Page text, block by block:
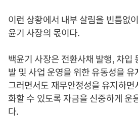
이런 상황에서 내부 살림을 빈틈없
윤기 사장의 몫이다.
백윤기 사장은 전환사채 발행, 차입
발 및 사업 운영을 위한 유동성을
그러면서도 재무안정성을 유지하
화할 수 있도록 자금을 신중하게 운
다.